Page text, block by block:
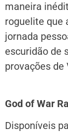
maneira
roguelite que
jornada
escuridão de
provações de
God of War
Disponíveis